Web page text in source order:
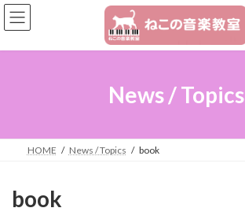
コ
ン
ン
ナ
ビ
ー
News / Topics
HOME News / Topics book
book